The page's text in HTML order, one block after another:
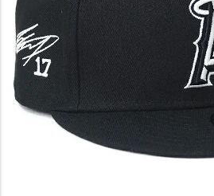
BLOG
JR水道橋駅西口店
営業：土・日・祝日のみ 12:00-18:00
〒101-0061
東京都千代田区神田三崎町２丁目２２−１